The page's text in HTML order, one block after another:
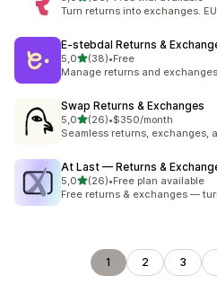
Totalt 86 omtaler
Turn returns into exchanges.
E‑stebdal Returns &
5,0av 5 stjerner
(38)
Totalt 38 omtaler
•Free
Manage returns and
Swap Returns & Exchanges
5,0av 5 stjerner
(26)
Totalt 26 omtaler
•$350/month
Seamless returns, exchanges,
At Last — Returns &
5,0av 5 stjerner
(26)
Totalt 26 omtaler
•Free plan available
Free returns & exchanges —
1 2 3